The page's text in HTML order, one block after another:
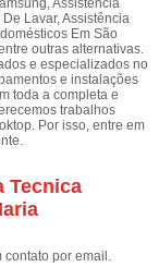
Assistencia
Lavar, Assistência
Em São
outras alternativas.
e especializados no
e instalações
toda a completa e
trabalhos
Por isso, entre em
Tecnica
contato por email.